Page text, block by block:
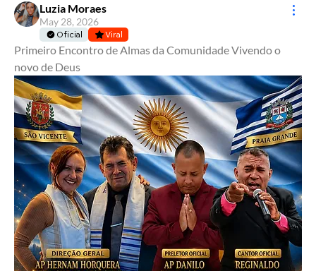
Luzia Moraes
May 28, 2026
Oficial Viral
Primeiro Encontro de Almas da Comunidade Vivendo o
novo de Deus